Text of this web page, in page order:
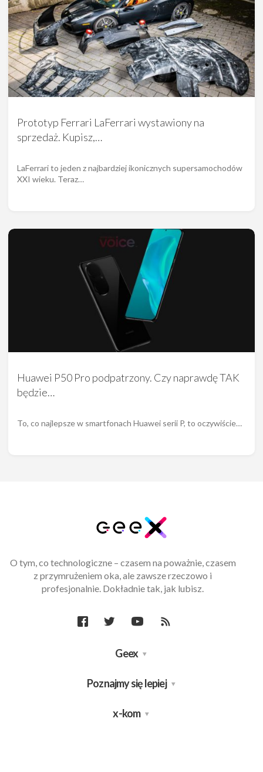
Prototyp Ferrari LaFerrari wystawiony na
sprzedaż. Kupisz,…
LaFerrari to jeden z najbardziej ikonicznych supersamochodów
XXI wieku. Teraz…
Huawei P50 Pro podpatrzony. Czy naprawdę TAK
będzie…
To, co najlepsze w smartfonach Huawei serii P, to oczywiście…
O tym, co technologiczne – czasem na poważnie, czasem
z przymrużeniem oka, ale zawsze rzeczowo i
profesjonalnie. Dokładnie tak, jak lubisz.
Geex
Poznajmy się lepiej
x-kom